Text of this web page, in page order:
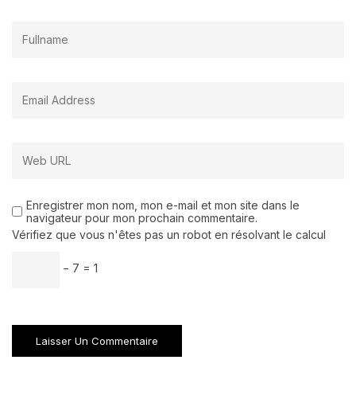
Enregistrer mon nom, mon e-mail et mon site dans le
navigateur pour mon prochain commentaire.
Vérifiez que vous n'êtes pas un robot en résolvant le calcul
− 7 = 1